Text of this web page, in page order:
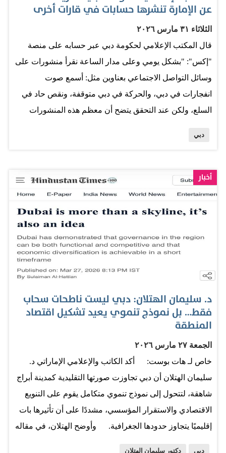
استطاع برج خليفة أن يتفوق على كل ما هو موجود على وجه
الأرض من حيث عدد الصور، ليكون الموقع الأكثر انتشاراً على
منصة «إنستغرام» و«تيك توك» خلال 2026، متجاوزاً 10 ملايين
منشور و1.1 مليون عملية بحث شهرياً. وجاء برج إيفل في
المرتبة الثانية، بـ8.63 مليون منشور و662…
عن الإمارة تنشرها حسابات في قارات أخرى
الثلاثاء ٣١ مارس ٢٠٢٦
قال المكتب الإعلامي لحكومة دبي عبر حسابه على منصة
"إكس": "بشكل يومي وعلى مدار الساعة نقرأ منشورات على
وسائل التواصل الاجتماعي بعناوين مثل: أسمع صوت
انفجارات في دبي، والحركة في دبي متوقفة، ونقص حاد في
السلع، ولكن عند التحقق يتضح أن معظم هذه المنشورات
المكتب الإعلامي لمتابعته للحصول على المعلومات الدقيقة
والتحديثات الموثوقة.
دبي
أخبار
د. سليمان الهتلان: دبي ليست ناطحات سحاب
فقط… بل نموذج تنموي يعيد تشكيل اقتصاد
المنطقة
الجمعة ٢٧ مارس ٢٠٢٦
خاص لـ هات بوست: أكد الكاتب والإعلامي الإماراتي د.
سليمان الهتلان أن دبي تجاوزت صورتها التقليدية كمدينة أبراج
شاهقة، لتتحول إلى نموذج تنموي متكامل يقوم على التنويع
الاقتصادي والاستقرار المؤسسي، مشددًا على أن تأثيرها بات
إقليميًا يتجاوز حدودها الجغرافية. وأوضح الهتلان، في مقاله
دبي دكتور سليمان الهتلان